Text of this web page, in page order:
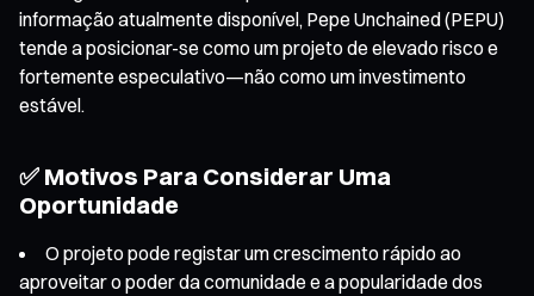
informação atualmente disponível, Pepe Unchained (PEPU)
tende a posicionar-se como um projeto de elevado risco e
fortemente especulativo—não como um investimento
estável.
✅ Motivos Para Considerar Uma
Oportunidade
O projeto pode registar um crescimento rápido ao
aproveitar o poder da comunidade e a popularidade dos